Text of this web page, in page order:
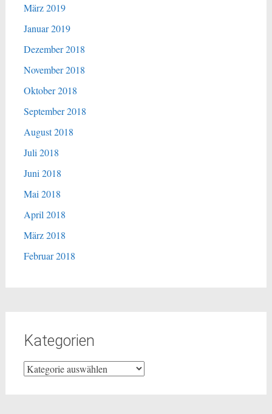
März 2019
Januar 2019
Dezember 2018
November 2018
Oktober 2018
September 2018
August 2018
Juli 2018
Juni 2018
Mai 2018
April 2018
März 2018
Februar 2018
Kategorien
Kategorien